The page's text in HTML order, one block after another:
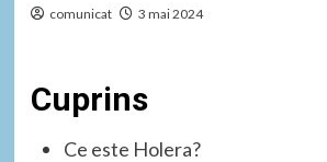
comunicat 3 mai 2024
Cuprins
Ce este Holera?